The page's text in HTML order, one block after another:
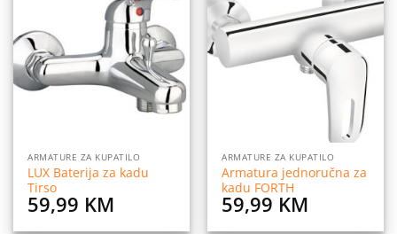
na
listu
želja
ARMATURE ZA KUPATILO
LUX Baterija za kadu
Tirso
59,99 KM
Dodaj
listu
želja
ARMATURE ZA KUPATILO
Armatura jednoručna za
kadu FORTH
59,99 KM